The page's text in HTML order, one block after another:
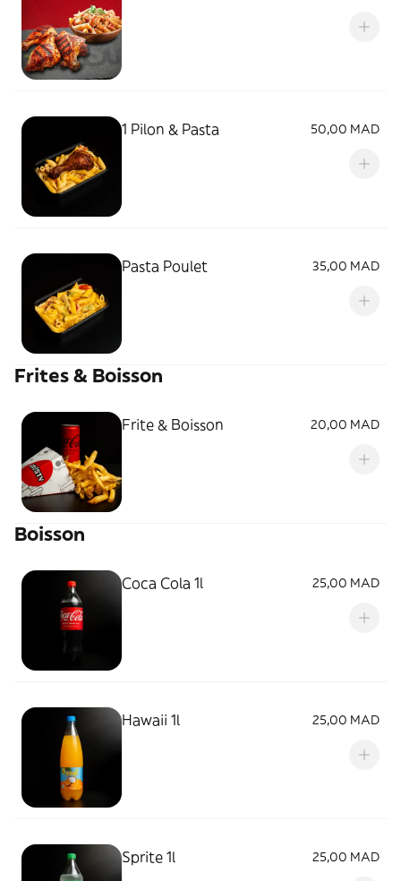
1 Pilon & Pasta 50,00 MAD
Pasta Poulet 35,00 MAD
Frites & Boisson
Frite & Boisson 20,00 MAD
Boisson
Coca Cola 1l 25,00 MAD
Hawaii 1l 25,00 MAD
Sprite 1l 25,00 MAD